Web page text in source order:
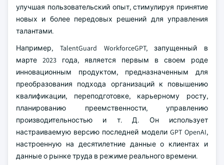
улучшая пользовательский опыт, стимулируя принятие
новых и более передовых решений для управления
талантами.
Например, TalentGuard WorkforceGPT, запущенный в
марте 2023 года, является первым в своем роде
инновационным продуктом, предназначенным для
преобразования подхода организаций к повышению
квалификации, переподготовке, карьерному росту,
планированию преемственности, управлению
производительностью и т. Д. Он использует
настраиваемую версию последней модели GPT OpenAI,
настроенную на десятилетние данные о клиентах и
данные о рынке труда в режиме реального времени.